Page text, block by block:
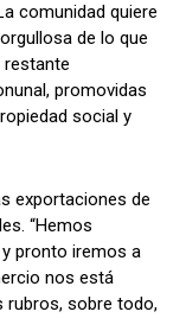
comunidad quiere
de lo que
restante
promovidas
social y
exportaciones de
“Hemos
pronto iremos a
nos está
rubros, sobre todo,